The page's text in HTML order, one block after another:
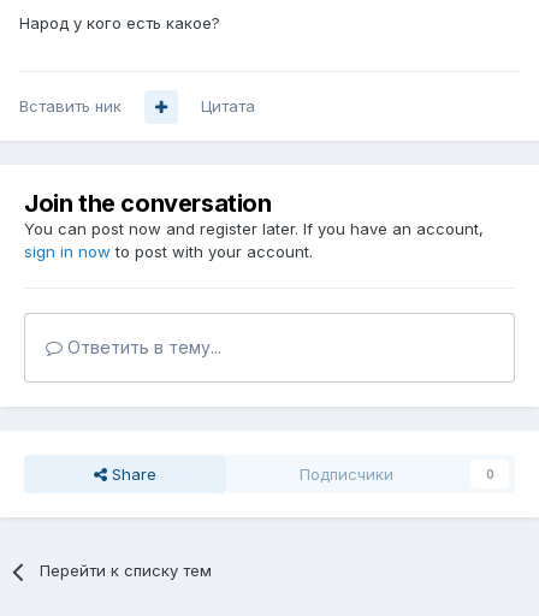
Народ у кого есть какое?
Вставить ник Цитата
Join the conversation
You can post now and register later. If you have an account,
sign in now to post with your account.
Ответить в тему...
Share Подписчики 0
Перейти к списку тем